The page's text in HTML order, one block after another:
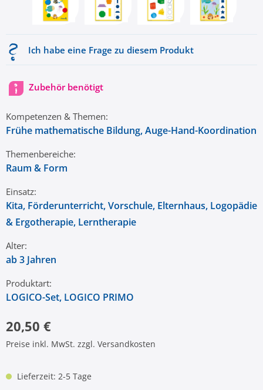
Ich habe eine Frage zu diesem Produkt
Zubehör benötigt
Kompetenzen & Themen:
Frühe mathematische Bildung, Auge-Hand-Koordination
Themenbereiche:
Raum & Form
Einsatz:
Kita, Förderunterricht, Vorschule, Elternhaus, Logopädie
& Ergotherapie, Lerntherapie
Alter:
ab 3 Jahren
Produktart:
LOGICO-Set, LOGICO PRIMO
20,50 €
Preise inkl. MwSt. zzgl. Versandkosten
Lieferzeit: 2-5 Tage